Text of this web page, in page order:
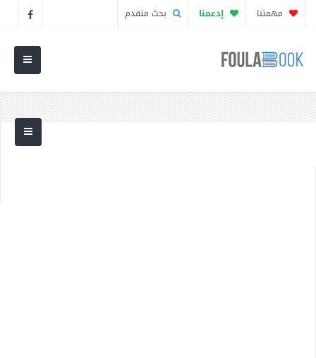
مهمتنا إدعمنا بحث متقدم